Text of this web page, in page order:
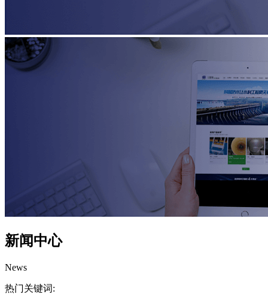
新闻中心
News
热门关键词: